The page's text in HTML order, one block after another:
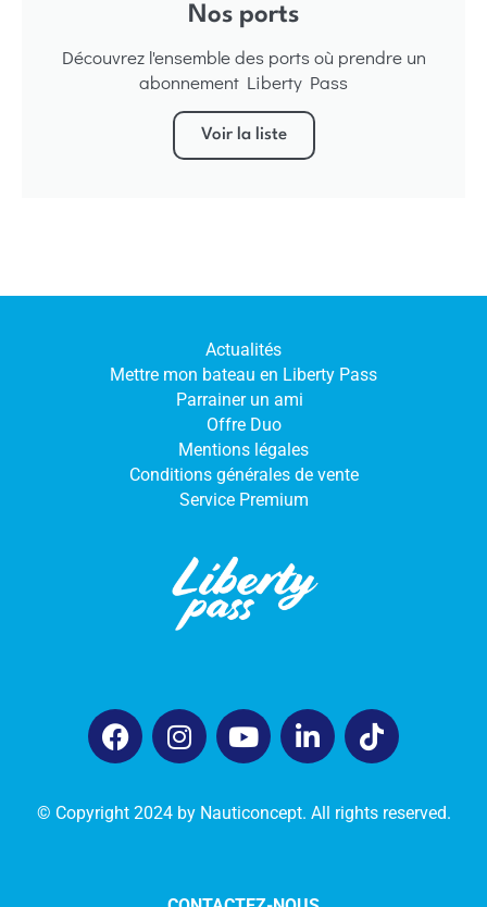
Nos ports
Découvrez l'ensemble des ports où prendre un
abonnement Liberty Pass
Voir la liste
Actualités
Mettre mon bateau en Liberty Pass
Parrainer un ami
Offre Duo
Mentions légales
Conditions générales de vente
Service Premium
© Copyright 2024 by Nauticoncept. All rights reserved.